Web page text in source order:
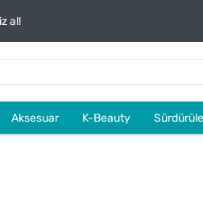
al!
Aksesuar K-Beauty